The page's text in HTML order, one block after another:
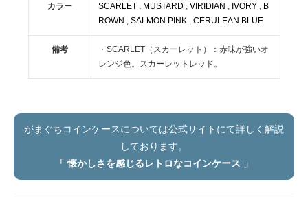
カラー SCARLET, MUSTARD VIRIDIAN IVORY,
B
ROWN
SALMON PINK CERULEAN BLUE
備考
・SCARLET（スカーレット）：赤味が強いオ
レンジ色。スカーレットレッド。
がまぐちコインケースについては公式サイトにて詳しく解説
しております。
「 懐かしさを感じるレトロなコインケース 」